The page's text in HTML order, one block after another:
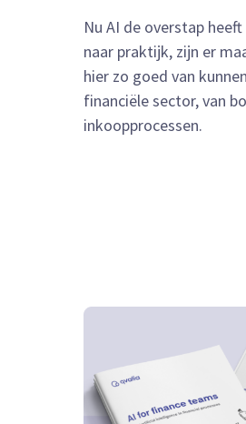
Nu AI de overstap
naar praktijk, zijn er
hier zo goed van
financiële sector, van
inkoopprocessen.